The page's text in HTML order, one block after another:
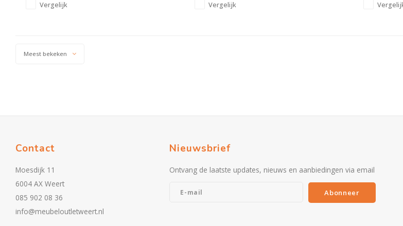
Vergelijk Vergelijk
Meest bekeken
Contact
Moesdijk 11
6004 AX Weert
085 902 08 36
info@meubeloutletweert.nl
Nieuwsbrief
Ontvang de laatste updates, nieuws en aanbiedingen via email
Abonneer